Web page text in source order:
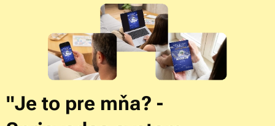
"Je to pre mňa? -